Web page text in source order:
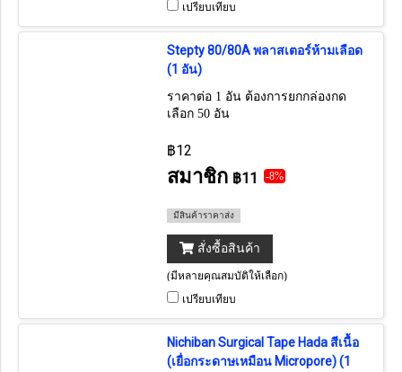
เปรียบเทียบ
Stepty 80/80A พลาสเตอร์ห้ามเลือด
(1 อัน)
ราคาต่อ 1 อัน ต้องการยกกล่องกด
เลือก 50 อัน
฿12
สมาชิก ฿11 -8%
มีสินค้าราคาส่ง
สั่งซื้อสินค้า
(มีหลายคุณสมบัติให้เลือก)
เปรียบเทียบ
Nichiban Surgical Tape Hada สีเนื้อ
(เยื่อกระดาษเหมือน Micropore) (1